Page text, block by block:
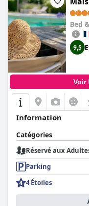
Bed
9,5
Voir
Information
Catégories
Réservé aux
Parking
4 Étoiles